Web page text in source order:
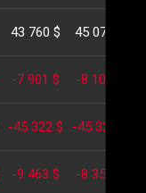
43 760 $ 45 073 $
-7 901 $ -8 105 $
-45 322 $ -45 322 $
-9 463 $ -8 354 $